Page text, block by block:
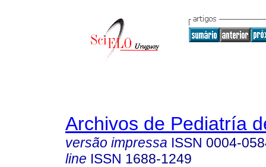
Archivos de Pediatría
versão impressa ISSN 0004-
line ISSN 1688-1249